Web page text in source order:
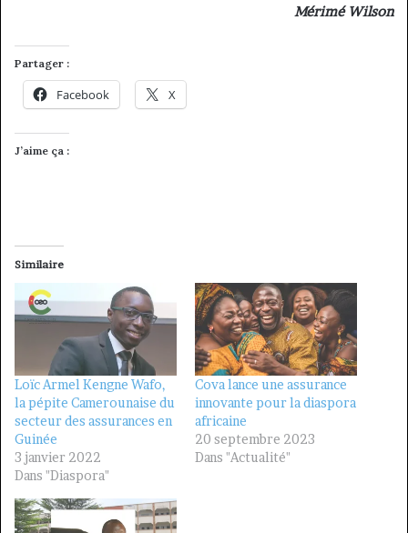
Mérimé Wilson
Partager :
Facebook X
J’aime ça :
Similaire
Loïc Armel Kengne Wafo,
la pépite Camerounaise du
secteur des assurances en
Guinée
3 janvier 2022
Dans "Diaspora"
Cova lance une assurance
innovante pour la diaspora
africaine
20 septembre 2023
Dans "Actualité"